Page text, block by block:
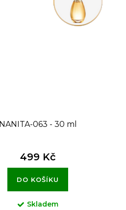
NANITA-063 - 30 ml
499 Kč
DO KOŠÍKU
Skladem